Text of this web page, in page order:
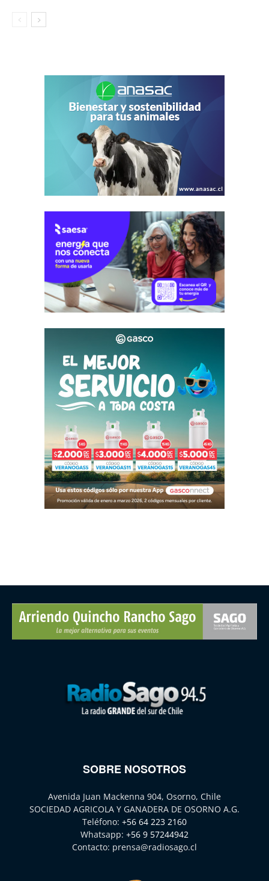
SOBRE NOSOTROS
Avenida Juan Mackenna 904, Osorno, Chile
SOCIEDAD AGRICOLA Y GANADERA DE OSORNO A.G.
Teléfono: +56 64 223 2160
Whatsapp: +56 9 57244942
Contacto: prensa@radiosago.cl